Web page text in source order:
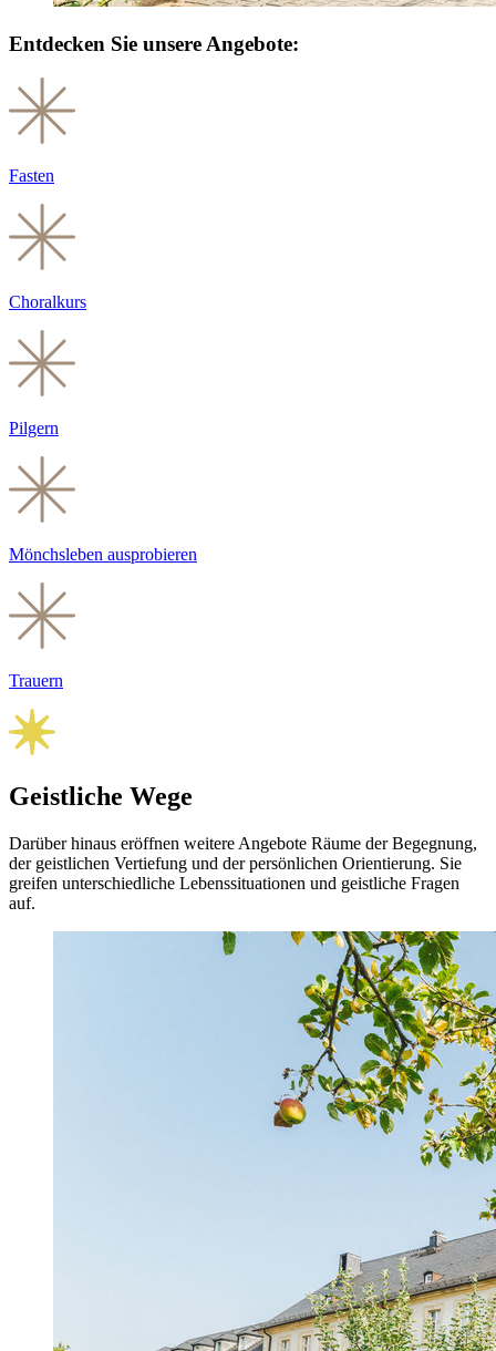
Entdecken Sie unsere Angebote:
Fasten
Choralkurs
Pilgern
Mönchsleben ausprobieren
Trauern
Geistliche Wege
Darüber hinaus eröffnen weitere Angebote Räume der Begegnung,
der geistlichen Vertiefung und der persönlichen Orien­tierung. Sie
greifen unterschiedliche Lebens­situationen und geistliche Fragen
auf.